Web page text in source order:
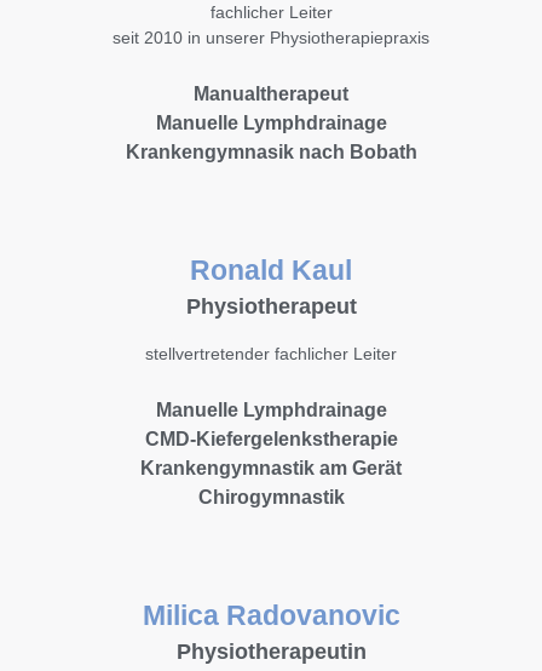
fachlicher Leiter
seit 2010 in unserer Physiotherapiepraxis
Manualtherapeut
Manuelle Lymphdrainage
Krankengymnasik nach Bobath
Ronald Kaul
Physiotherapeut
stellvertretender fachlicher Leiter
Manuelle Lymphdrainage
CMD-Kiefergelenkstherapie
Krankengymnastik am Gerät
Chirogymnastik
Milica Radovanovic
Physiotherapeutin